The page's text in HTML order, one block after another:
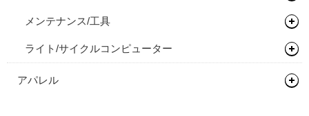
ディスプレイスタンド
スタンド
メンテナンス/工具
プロテクター
ライト/サイクルコンピューター
ライト
アパレル